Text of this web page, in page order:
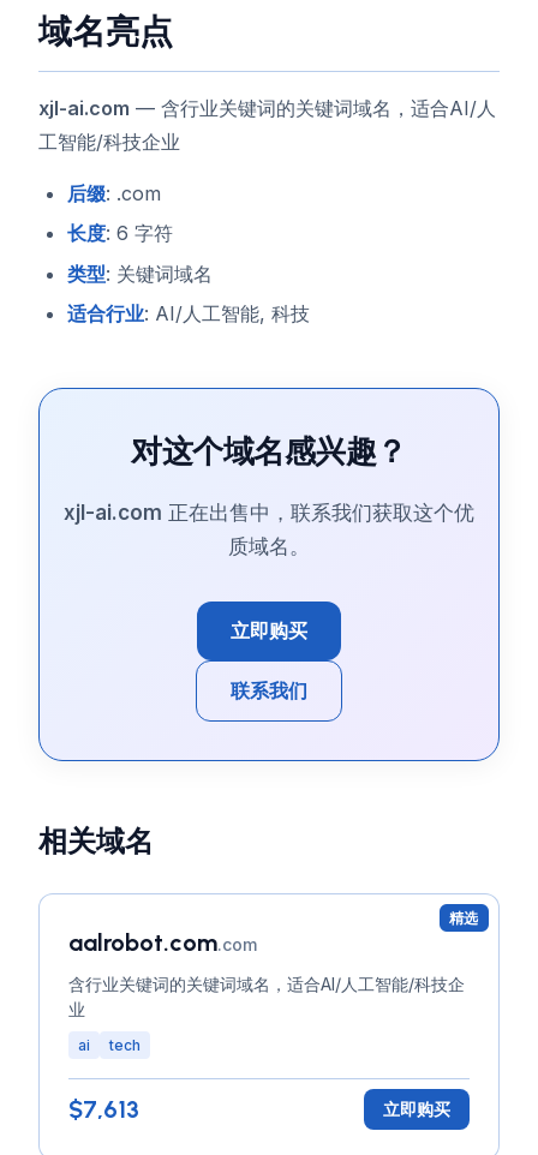
域名亮点
xjl-ai.com — 含行业关键词的关键词域名，适合AI/人
工智能/科技企业
后缀: .com
长度: 6 字符
类型: 关键词域名
适合行业: AI/人工智能, 科技
对这个域名感兴趣？
xjl-ai.com 正在出售中，联系我们获取这个优
质域名。
立即购买
联系我们
相关域名
精选
aalrobot.com.com
含行业关键词的关键词域名，适合AI/人工智能/科技企
业
ai tech
$7,613 立即购买